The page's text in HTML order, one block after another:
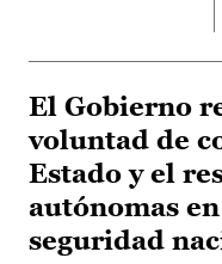
El Gobierno
voluntad de
Estado y el
autónomas
seguridad